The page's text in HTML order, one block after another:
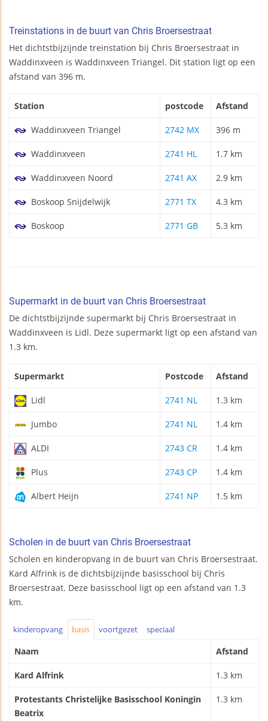
Treinstations in de buurt van Chris Broersestraat
Het dichtstbijzijnde treinstation bij Chris Broersestraat in
Waddinxveen is Waddinxveen Triangel. Dit station ligt op een
afstand van 396 m.
Station postcode Afstand
Waddinxveen Triangel 2742 MX 396 m
Waddinxveen 2741 HL 1.7 km
Waddinxveen Noord 2741 AX 2.9 km
Boskoop Snijdelwijk 2771 TX 4.3 km
Boskoop 2771 GB 5.3 km
Supermarkt in de buurt van Chris Broersestraat
De dichtstbijzijnde supermarkt bij Chris Broersestraat in
Waddinxveen is Lidl. Deze supermarkt ligt op een afstand van
1.3 km.
Supermarkt Postcode Afstand
Lidl 2741 NL 1.3 km
Jumbo 2741 NL 1.4 km
ALDI 2743 CR 1.4 km
Plus 2743 CP 1.4 km
Albert Heijn 2741 NP 1.5 km
Scholen in de buurt van Chris Broersestraat
Scholen en kinderopvang in de buurt van Chris Broersestraat.
Kard Alfrink is de dichtsbijzijnde basisschool bij Chris
Broersestraat. Deze basisschool ligt op een afstand van 1.3
km.
kinderopvang basis voortgezet speciaal
Naam Afstand
Kard Alfrink 1.3 km
Protestants Christelijke Basisschool Koningin
Beatrix
1.3 km